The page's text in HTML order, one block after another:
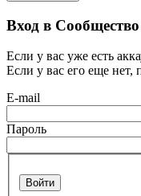
Вход в
Если у вас уже есть
Если у вас его еще нет,
E-mail
Пароль
Войти